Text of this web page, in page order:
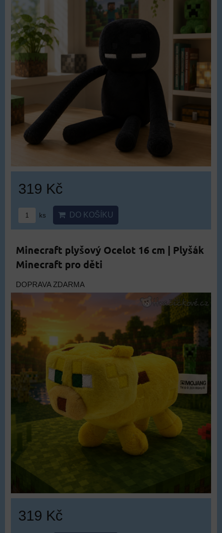
319 Kč
ks DO KOŠÍKU
Minecraft plyšový Ocelot 16 cm | Plyšák
Minecraft pro děti
DOPRAVA ZDARMA
319 Kč